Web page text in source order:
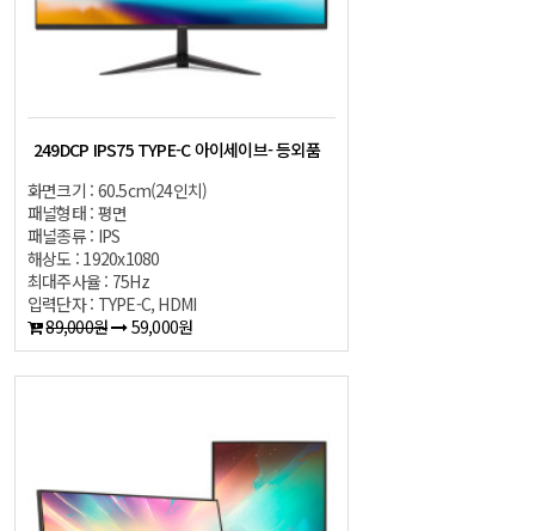
249DCP IPS75 TYPE-C 아이세이브- 등외품
화면크기 : 60.5cm(24인치)
패널형태 : 평면
패널종류 : IPS
해상도 : 1920x1080
최대주사율 : 75Hz
입력단자 : TYPE-C, HDMI
89,000원
59,000원